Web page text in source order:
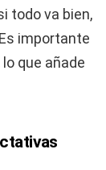
todo va bien,
importante
que añade